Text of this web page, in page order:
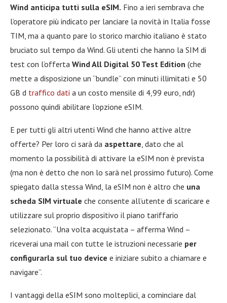
Wind anticipa tutti sulla eSIM. Fino a ieri sembrava che
l’operatore più indicato per lanciare la novità in Italia fosse
TIM, ma a quanto pare lo storico marchio italiano è stato
bruciato sul tempo da Wind. Gli utenti che hanno la SIM di
test con l’offerta Wind All Digital 50 Test Edition (che
mette a disposizione un “bundle” con minuti illimitati e 50
GB d traffico dati a un costo mensile di 4,99 euro, ndr)
possono quindi abilitare l’opzione eSIM.
E per tutti gli altri utenti Wind che hanno attive altre
offerte? Per loro ci sarà da aspettare , dato che al
momento la possibilità di attivare la eSIM non è prevista
(ma non è detto che non lo sarà nel prossimo futuro). Come
spiegato dalla stessa Wind, la eSIM non è altro che una
scheda SIM virtuale che consente all’utente di scaricare e
utilizzare sul proprio dispositivo il piano tariffario
selezionato. “Una volta acquistata – afferma Wind –
riceverai una mail con tutte le istruzioni necessarie per
configurarla sul tuo device e iniziare subito a chiamare e
navigare”.
I vantaggi della eSIM sono molteplici, a cominciare dal